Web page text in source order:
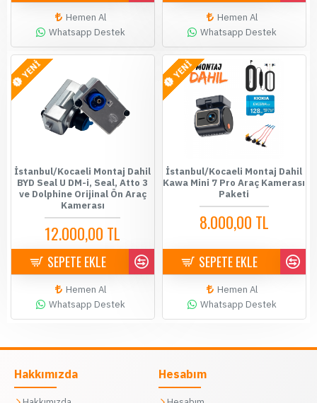
Hemen Al
Whatsapp Destek
Hemen Al
Whatsapp Destek
YENİ
İstanbul/Kocaeli Montaj Dahil
BYD Seal U DM-i, Seal, Atto 3
ve Dolphine Orijinal Ön Araç
Kamerası
12.000,00 TL
SEPETE EKLE
Hemen Al
Whatsapp Destek
YENİ
İstanbul/Kocaeli Montaj Dahil
Kawa Mini 7 Pro Araç Kamerası
Paketi
8.000,00 TL
SEPETE EKLE
Hemen Al
Whatsapp Destek
Hakkımızda Hesabım